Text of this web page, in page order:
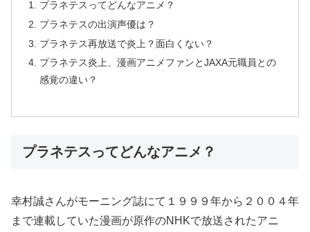
プラネテスってどんなアニメ？
プラネテスの出演声優は？
プラネテス再放送で炎上？面白くない？
プラネテス炎上、漫画アニメファンとJAXA元職員との
感覚の違い？
プラネテスってどんなアニメ？
幸村誠さんがモーニング誌にて１９９９年から２００４年
まで連載していた漫画が原作のNHKで放送されたアニ